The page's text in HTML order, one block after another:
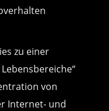
zu einer
von
Internet- und